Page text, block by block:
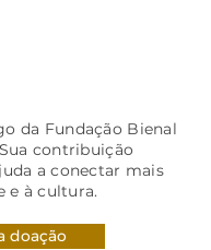
da Fundação Bienal
contribuição
a conectar mais
e à cultura.
doação